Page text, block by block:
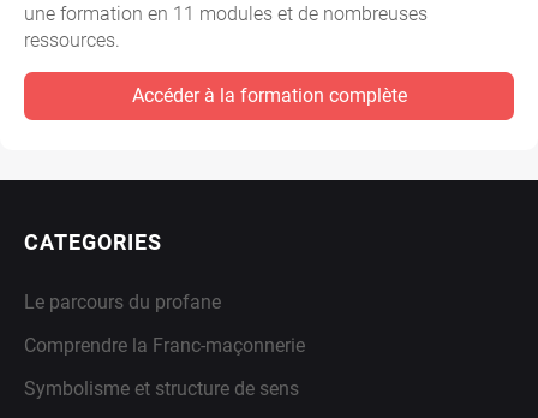
une formation en 11 modules et de nombreuses
ressources.
Accéder à la formation complète
CATEGORIES
Le parcours du profane
Comprendre la Franc-maçonnerie
Symbolisme et structure de sens